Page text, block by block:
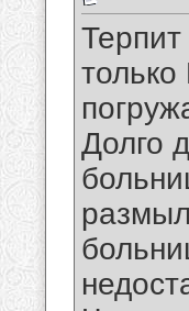
Долго